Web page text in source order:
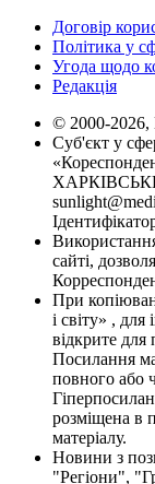
Договір
Політика у
Угода щодо
Редакція
© 2000-2026,
Суб'єкт у
ХАРКІВСЬКЕ
сайті,
При
і світу» ,
відкрите
Посилання
повного або
розміщена в
матеріалу.
Новини з
"Регіони",